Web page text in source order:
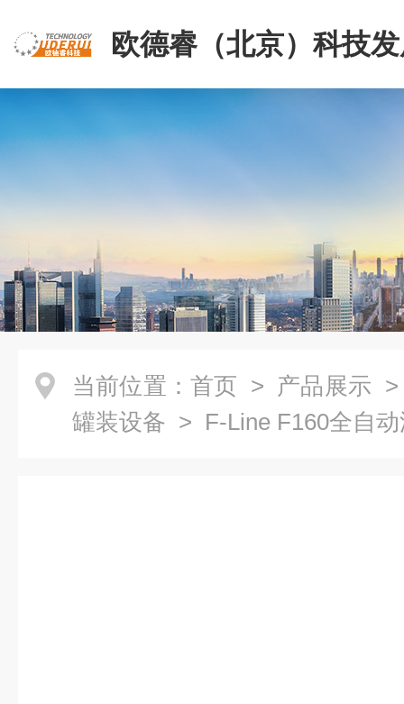
欧德睿（北京）科技
公司
当前位置： 首页 > 产品展示
罐装设备 > F-Line F160全自